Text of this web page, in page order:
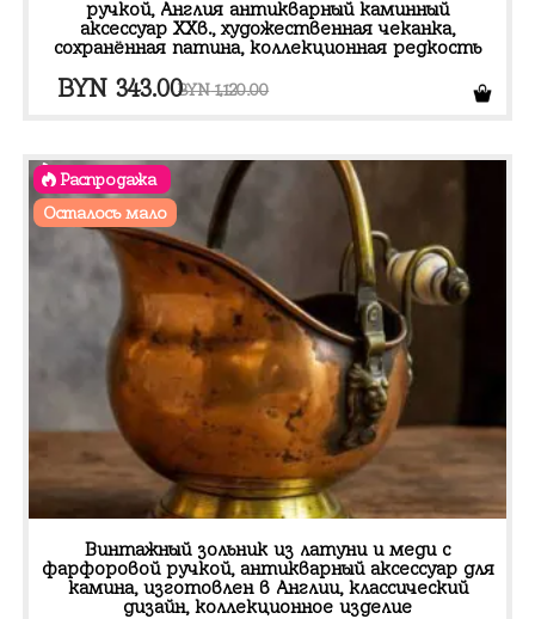
ручкой, Англия антикварный каминный
аксессуар XXв., художественная чеканка,
сохранённая патина, коллекционная редкость
BYN1,120.00
Первоначальная
составляла
BYN 1,120.00.
BYN 343.00Текущая
BYN 343.00.
Распродажа
Осталось мало
Винтажный зольник из латуни и меди с
фарфоровой ручкой, антикварный аксессуар для
камина, изготовлен в Англии, классический
дизайн, коллекционное изделие